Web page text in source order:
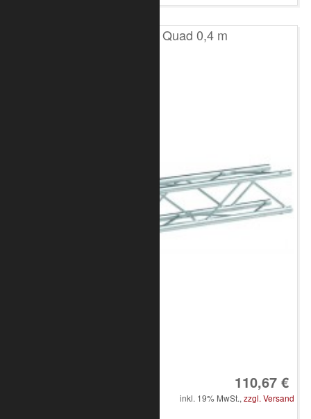
T100 4-Punkt Quad 0,4 m
110,67 €
inkl. 19% MwSt., zzgl. Versand